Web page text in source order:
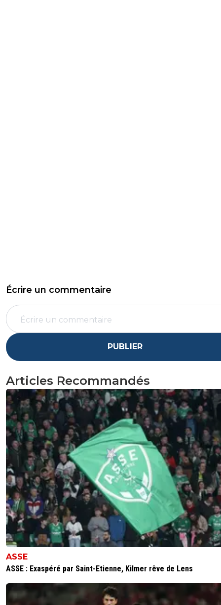
Écrire un commentaire
PUBLIER
Articles Recommandés
ASSE
ASSE : Exaspéré par Saint-Etienne, Kilmer rêve de Lens